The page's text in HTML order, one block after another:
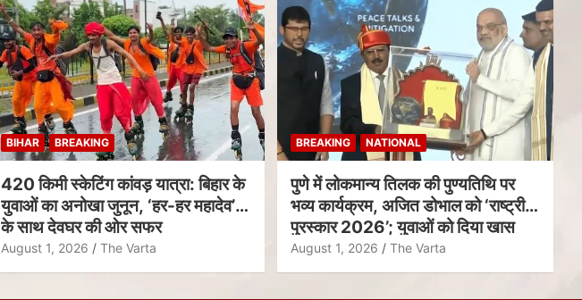
BIHAR BREAKING
420 किमी स्केटिंग कांवड़ यात्रा: बिहार के
युवाओं का अनोखा जुनून, ‘हर-हर महादेव’
के साथ देवघर की ओर सफर
August 1, 2026 The Varta
BREAKING NATIONAL
पुणे में लोकमान्य तिलक की पुण्यतिथि पर
भव्य कार्यक्रम, अजित डोभाल को ‘राष्ट्रीय
पुरस्कार 2026’; युवाओं को दिया खास
संदेश
August 1, 2026 The Varta